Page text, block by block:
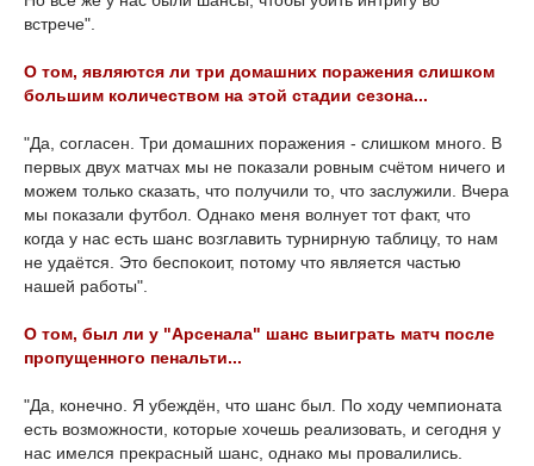
встрече".
О том, являются ли три домашних поражения слишком
большим количеством на этой стадии сезона...
"Да, согласен. Три домашних поражения - слишком много. В
первых двух матчах мы не показали ровным счётом ничего и
можем только сказать, что получили то, что заслужили. Вчера
мы показали футбол. Однако меня волнует тот факт, что
когда у нас есть шанс возглавить турнирную таблицу, то нам
не удаётся. Это беспокоит, потому что является частью
нашей работы".
О том, был ли у "Арсенала" шанс выиграть матч после
пропущенного пенальти...
"Да, конечно. Я убеждён, что шанс был. По ходу чемпионата
есть возможности, которые хочешь реализовать, и сегодня у
нас имелся прекрасный шанс, однако мы провалились.